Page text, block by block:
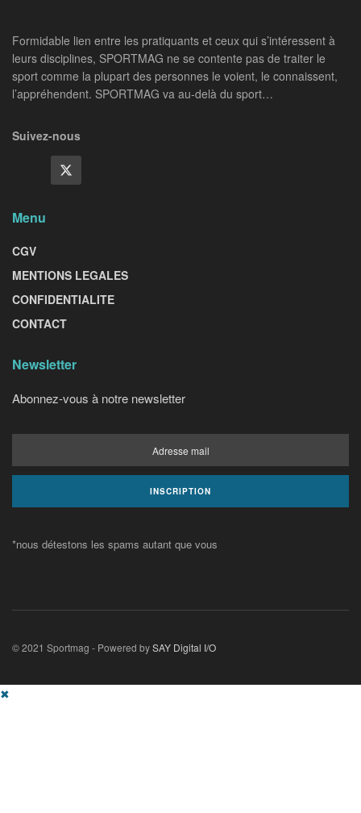
Formidable lien entre les pratiquants et ceux qui s’intéressent à
leurs disciplines, SPORTMAG ne se contente pas de traiter le
sport comme la plupart des personnes le voient, le connaissent,
l’appréhendent. SPORTMAG va au-delà du sport…
Suivez-nous
Menu
CGV
MENTIONS LEGALES
CONFIDENTIALITE
CONTACT
Newsletter
Abonnez-vous à notre newsletter
*nous détestons les spams autant que vous
© 2021 Sportmag - Powered bySAY Digital I/O
✖